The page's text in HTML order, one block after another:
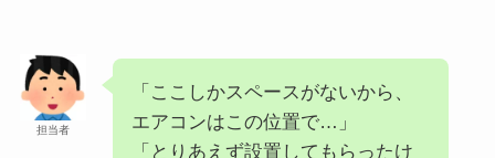
担当者
「ここしかスペースがないから、
エアコンはこの位置で…」
「とりあえず設置してもらったけ